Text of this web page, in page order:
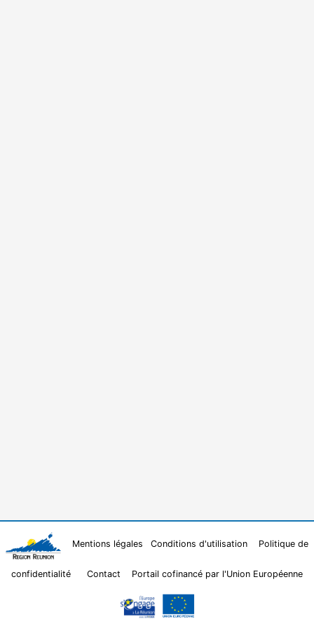
Mentions légales Conditions d'utilisation Politique de
confidentialité Contact Portail cofinancé par l'Union Européenne